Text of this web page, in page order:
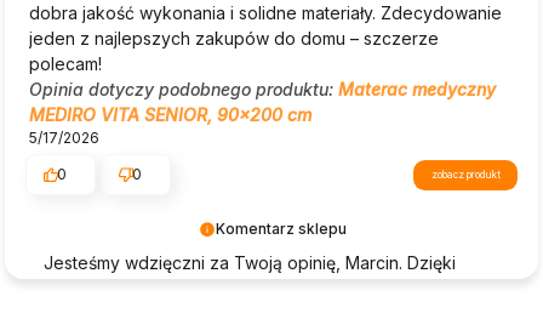
Komentarz sklepu
Jesteśmy wdzięczni za Twoją opinię, Marcin. Dzięki
dobra jakość wykonania i solidne materiały. Zdecydowanie
jeden z najlepszych zakupów do domu – szczerze
polecam!
Opinia dotyczy podobnego produktu: Materac medyczny
MEDIRO VITA SENIOR, 90x200 cm
5/17/2026
0
0 zobacz produkt